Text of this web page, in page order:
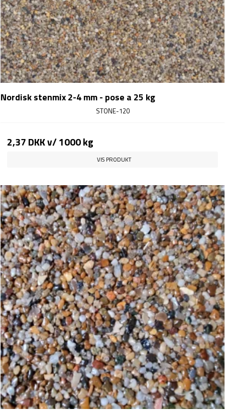
Nordisk stenmix 2-4 mm - pose a 25 kg
STONE-120
2,37 DKKv/ 1000 kg
VIS PRODUKT